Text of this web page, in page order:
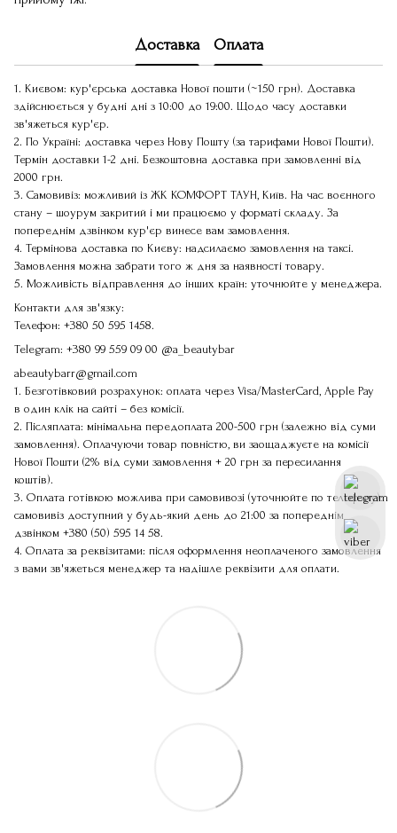
Доставка Оплата
1. Києвом: кур'єрська доставка Нової пошти (~150 грн). Доставка
здійснюється у будні дні з 10:00 до 19:00. Щодо часу доставки
зв'яжеться кур'єр.
2. По Україні: доставка через Нову Пошту (за тарифами Нової Пошти).
Термін доставки 1-2 дні. Безкоштовна доставка при замовленні від
2000 грн.
3. Самовивіз: можливий із ЖК КОМФОРТ ТАУН, Київ. На час воєнного
стану – шоурум закритий і ми працюємо у форматі складу. За
попереднім дзвінком кур'єр винесе вам замовлення.
4. Термінова доставка по Києву: надсилаємо замовлення на таксі.
Замовлення можна забрати того ж дня за наявності товару.
5. Можливість відправлення до інших країн: уточнюйте у менеджера.
Контакти для зв'язку:
Телефон: +380 50 595 1458.
Telegram: +380 99 559 09 00 @a_beautybar
abeautybarr@gmail.com
1. Безготівковий розрахунок: оплата через Visa/MasterCard, Apple Pay
в один клік на сайті – без комісії.
2. Післяплата: мінімальна передоплата 200-500 грн (залежно від суми
замовлення). Оплачуючи товар повністю, ви заощаджуєте на комісії
Нової Пошти (2% від суми замовлення + 20 грн за пересилання
коштів).
3. Оплата готівкою можлива при самовивозі (уточнюйте по телефону):
самовивіз доступний у будь-який день до 21:00 за попереднім
дзвінком +380 (50) 595 14 58.
4. Оплата за реквізитами: після оформлення неоплаченого замовлення
з вами зв'яжеться менеджер та надішле реквізити для оплати.